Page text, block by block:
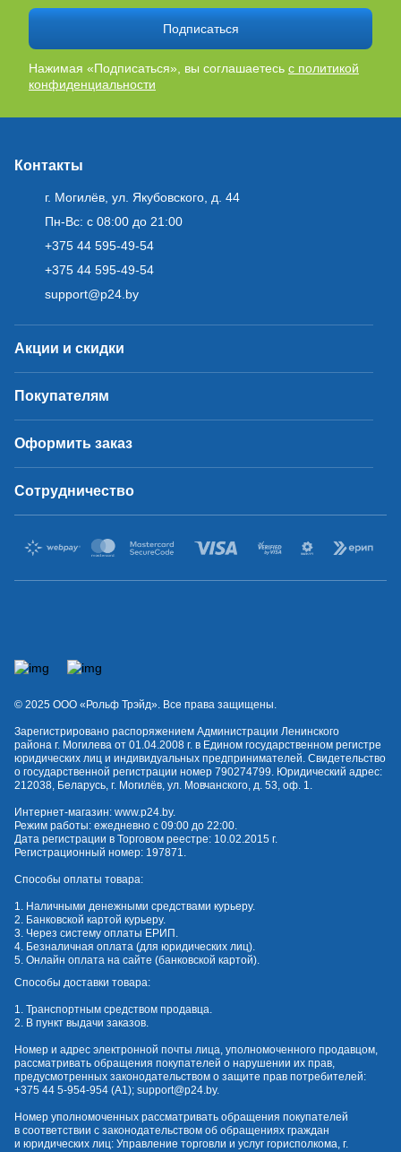
Подписаться
Нажимая «Подписаться», вы соглашаетесь с политикой
конфиденциальности
Контакты
г. Могилёв, ул. Якубовского, д. 44
Пн-Вс: с 08:00 до 21:00
+375 44 595-49-54
+375 44 595-49-54
support@p24.by
Акции и скидки
Покупателям
Оформить заказ
Сотрудничество
© 2025 OOO «Рольф Трэйд». Все права защищены.
Зарегистрировано распоряжением Администрации Ленинского
района г. Могилева от 01.04.2008 г. в Едином государственном регистре
юридических лиц и индивидуальных предпринимателей. Свидетельство
о государственной регистрации номер 790274799. Юридический адрес:
212038, Беларусь, г. Могилёв, ул. Мовчанского, д. 53, оф. 1.
Интернет-магазин: www.p24.by.
Режим работы: ежедневно с 09:00 до 22:00.
Дата регистрации в Торговом реестре: 10.02.2015 г.
Регистрационный номер: 197871.
Способы оплаты товара:
1. Наличными денежными средствами курьеру.
2. Банковской картой курьеру.
3. Через систему оплаты ЕРИП.
4. Безналичная оплата (для юридических лиц).
5. Онлайн оплата на сайте (банковской картой).
Способы доставки товара:
1. Транспортным средством продавца.
2. В пункт выдачи заказов.
Номер и адрес электронной почты лица, уполномоченного продавцом,
рассматривать обращения покупателей о нарушении их прав,
предусмотренных законодательством о защите прав потребителей:
+375 44 5-954-954 (А1); support@p24.by.
Номер уполномоченных рассматривать обращения покупателей
в соответствии с законодательством об обращениях граждан
и юридических лиц: Управление торговли и услуг горисполкома, г.